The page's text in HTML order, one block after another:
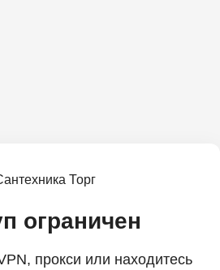
ограничен
прокси или находитесь